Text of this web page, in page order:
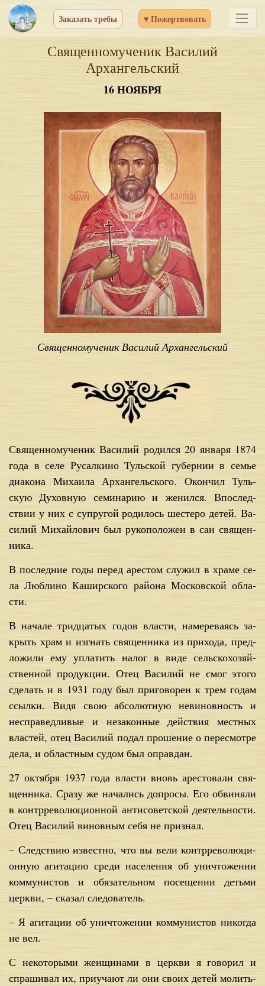
Заказать требы ♥ Пожертвовать
Священномученик Василий
Архангельский
16 НОЯБРЯ
Священномученик Василий Архангельский
Свя­щен­но­му­че­ник Ва­си­лий ро­дил­ся 20 ян­ва­ря 1874
го­да в се­ле Ру­сал­ки­но Туль­ской гу­бер­нии в се­мье
диа­ко­на Ми­ха­и­ла Ар­хан­гель­ско­го. Окон­чил Туль­
скую Ду­хов­ную се­ми­на­рию и же­нил­ся. Впо­след­
ствии у них с су­пру­гой ро­ди­лось ше­сте­ро де­тей. Ва­
си­лий Ми­хай­ло­вич был ру­ко­по­ло­жен в сан свя­щен­
ни­ка.
В по­след­ние го­ды пе­ред аре­стом слу­жил в хра­ме се­
ла Люб­ли­но Ка­шир­ско­го рай­о­на Мос­ков­ской об­ла­
сти.
В на­ча­ле трид­ца­тых го­дов вла­сти, на­ме­ре­ва­ясь за­
крыть храм и из­гнать свя­щен­ни­ка из при­хо­да, пред­
ло­жи­ли ему упла­тить на­лог в ви­де сель­ско­хо­зяй­
ствен­ной про­дук­ции. Отец Ва­си­лий не смог это­го
сде­лать и в 1931 го­ду был при­го­во­рен к трем го­дам
ссыл­ки. Ви­дя свою аб­со­лют­ную неви­нов­ность и
неспра­вед­ли­вые и неза­кон­ные дей­ствия мест­ных
вла­стей, отец Ва­си­лий по­дал про­ше­ние о пе­ре­смот­ре
де­ла, и об­ласт­ным су­дом был оправ­дан.
27 ок­тяб­ря 1937 го­да вла­сти вновь аре­сто­ва­ли свя­
щен­ни­ка. Сра­зу же на­ча­лись до­про­сы. Его об­ви­ня­ли
в контр­ре­во­лю­ци­он­ной ан­ти­со­вет­ской де­я­тель­но­сти.
Отец Ва­си­лий ви­нов­ным се­бя не при­знал.
– След­ствию из­вест­но, что вы ве­ли контр­ре­во­лю­ци­
он­ную аги­та­цию сре­ди на­се­ле­ния об уни­что­же­нии
ком­му­ни­стов и обя­за­тель­ном по­се­ще­нии детьми
церк­ви, – ска­зал сле­до­ва­тель.
– Я аги­та­ции об уни­что­же­нии ком­му­ни­стов ни­ко­гда
не вел.
С неко­то­ры­ми жен­щи­на­ми в церк­ви я го­во­рил и
спра­ши­вал их, при­уча­ют ли они сво­их де­тей мо­лить­